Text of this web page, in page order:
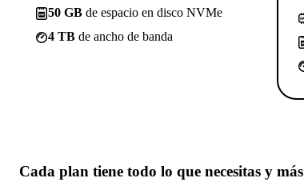
50 GB de espacio en disco NVMe
4 TB de ancho de banda
Cada plan tiene todo lo que necesitas y más